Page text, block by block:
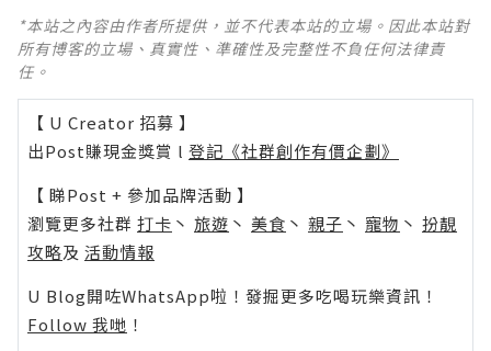
*本站之內容由作者所提供，並不代表本站的立場。因此本站對
所有博客的立場、真實性、準確性及完整性不負任何法律責
任。
【 U Creator 招募 】
出Post賺現金獎賞 l 登記《社群創作有價企劃》
【 睇Post + 參加品牌活動 】
瀏覽更多社群 打卡 丶 旅遊 丶 美食 丶 親子 丶 寵物 丶 扮靚
攻略及 活動情報
U Blog開咗WhatsApp啦！發掘更多吃喝玩樂資訊！
Follow 我哋 ！